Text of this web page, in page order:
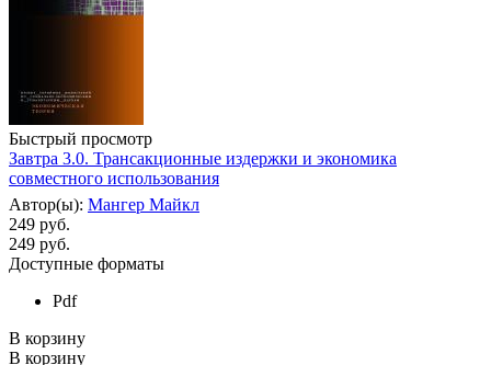
Быстрый просмотр
Завтра 3.0. Трансакционные издержки и экономика
совместного использования
Автор(ы): Мангер Майкл
249 руб.
249 руб.
Доступные форматы
Pdf
В корзину
В корзину